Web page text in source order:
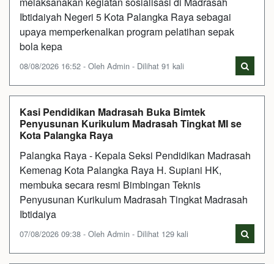
Ibtidaiyah Negeri 5 Kota Palangka Raya sebagai
upaya memperkenalkan program pelatihan sepak
bola kepa
08/08/2026 16:52 - Oleh Admin - Dilihat 91 kali
Kasi Pendidikan Madrasah Buka Bimtek
Penyusunan Kurikulum Madrasah Tingkat MI se
Kota Palangka Raya
Palangka Raya - Kepala Seksi Pendidikan Madrasah
Kemenag Kota Palangka Raya H. Supiani HK,
membuka secara resmi Bimbingan Teknis
Penyusunan Kurikulum Madrasah Tingkat Madrasah
Ibtidaiya
07/08/2026 09:38 - Oleh Admin - Dilihat 129 kali